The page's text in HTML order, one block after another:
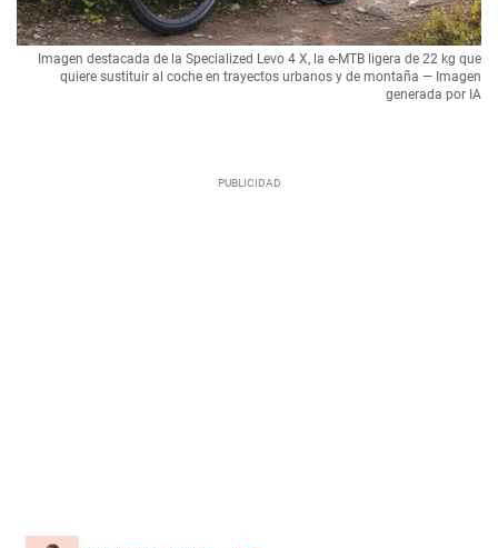
Imagen destacada de la Specialized Levo 4 X, la e-MTB ligera de 22 kg que
quiere sustituir al coche en trayectos urbanos y de montaña — Imagen
generada por IA